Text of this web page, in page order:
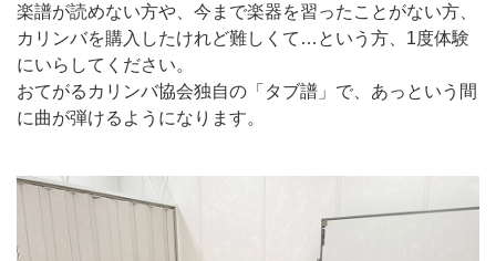
楽譜が読めない方や、今まで楽器を習ったことがない方、
カリンバを購入したけれど難しくて…という方、1度体験
にいらしてください。
おてがるカリンバ協会独自の「タブ譜」で、あっという間
に曲が弾けるようになります。